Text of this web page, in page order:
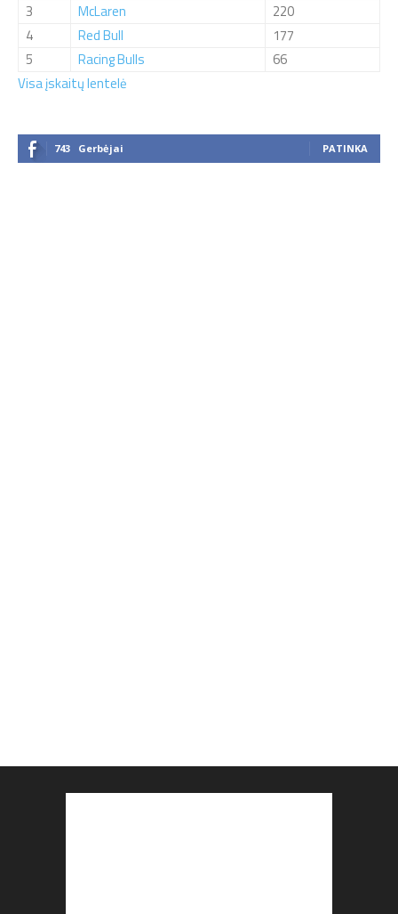
3
McLaren
220
4
Red Bull
177
5
Racing Bulls
66
Visa įskaitų lentelė
743 Gerbėjai PATINKA